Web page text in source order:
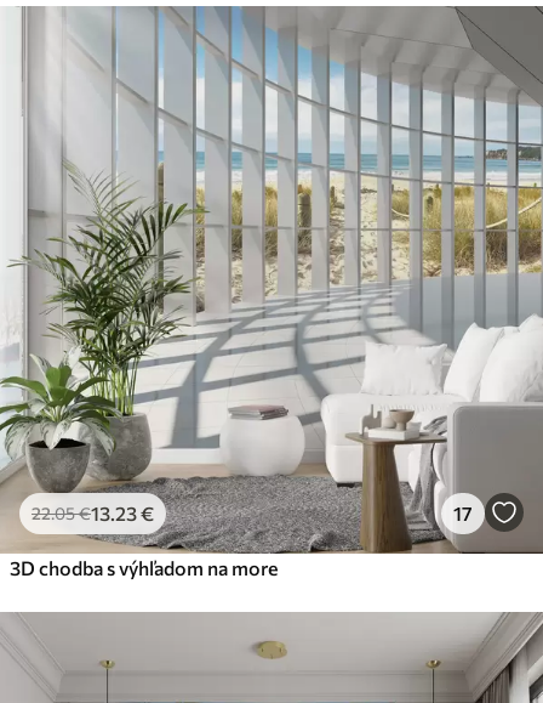
22.05€13 .23€ 17
3D chodba s výhľadom na more